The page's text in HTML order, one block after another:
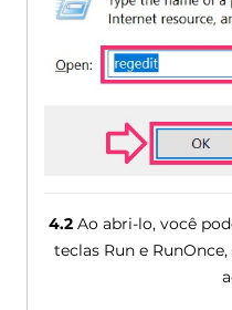
4.2 Ao abri-lo, você
teclas Run e